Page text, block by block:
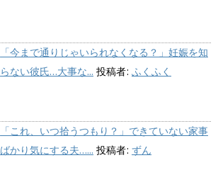
「今まで通りじゃいられなくなる？」妊娠を知
らない彼氏…大事な... 投稿者: ふくふく
「これ、いつ拾うつもり？」できていない家事
ばかり気にする夫…... 投稿者: ずん